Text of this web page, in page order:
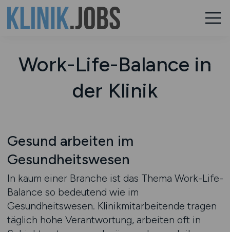
Work-Life-Balance in
der Klinik
Gesund arbeiten im
Gesundheitswesen
In kaum einer Branche ist das Thema Work-Life-
Balance so bedeutend wie im
Gesundheitswesen. Klinikmitarbeitende tragen
täglich hohe Verantwortung, arbeiten oft in